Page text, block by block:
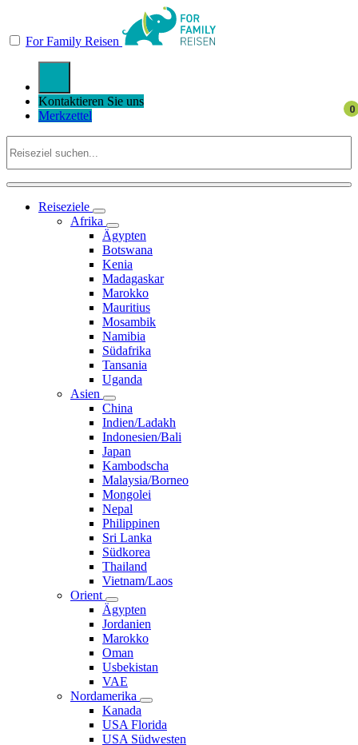
For Family Reisen
Kontaktieren Sie uns
Merkzettel
Reiseziele
Afrika
Ägypten
Botswana
Kenia
Madagaskar
Marokko
Mauritius
Mosambik
Namibia
Südafrika
Tansania
Uganda
Asien
China
Indien/Ladakh
Indonesien/Bali
Japan
Kambodscha
Malaysia/Borneo
Mongolei
Nepal
Philippinen
Sri Lanka
Südkorea
Thailand
Vietnam/Laos
Orient
Ägypten
Jordanien
Marokko
Oman
Usbekistan
VAE
Nordamerika
Kanada
USA Florida
USA Südwesten